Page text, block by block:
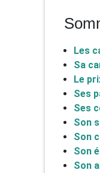
Les
Sa
Le
Ses
Ses
Son
Son
Son
Son